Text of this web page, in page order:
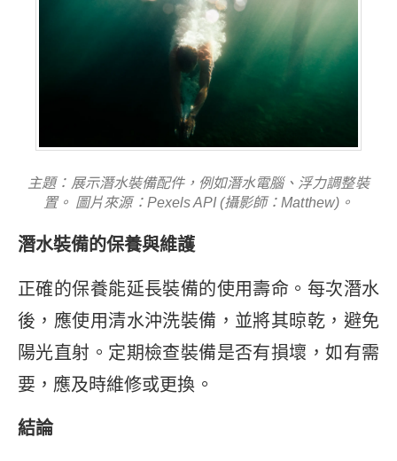
主題：展示潛水裝備配件，例如潛水電腦、浮力調整裝
置。 圖片來源：Pexels API (攝影師：Matthew)。
潛水裝備的保養與維護
正確的保養能延長裝備的使用壽命。每次潛水
後，應使用清水沖洗裝備，並將其晾乾，避免
陽光直射。定期檢查裝備是否有損壞，如有需
要，應及時維修或更換。
結論